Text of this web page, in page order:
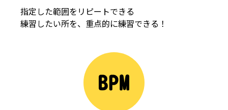
指定した範囲をリピートできる
練習したい所を、重点的に練習できる！